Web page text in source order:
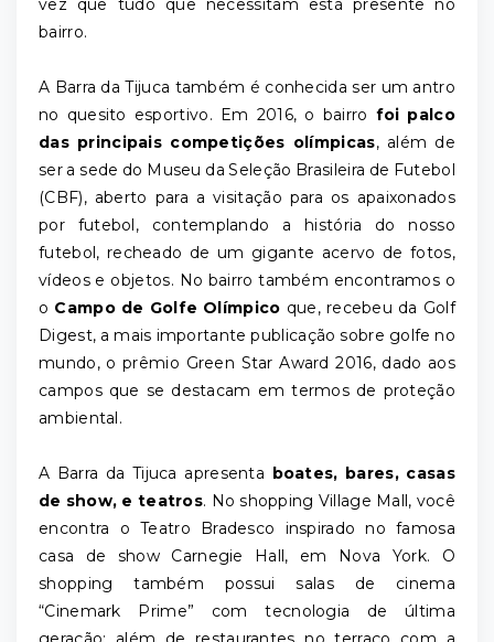
vez que tudo que necessitam está presente no
bairro.
A Barra da Tijuca também é conhecida ser um antro
no quesito esportivo. Em 2016, o bairro foi palco
das principais competições olímpicas, além de
ser a sede do Museu da Seleção Brasileira de Futebol
(CBF), aberto para a visitação para os apaixonados
por futebol, contemplando a história do nosso
futebol, recheado de um gigante acervo de fotos,
vídeos e objetos. No bairro também encontramos o
o Campo de Golfe Olímpico que, recebeu da Golf
Digest, a mais importante publicação sobre golfe no
mundo, o prêmio Green Star Award 2016, dado aos
campos que se destacam em termos de proteção
ambiental.
A Barra da Tijuca apresenta boates, bares, casas
de show, e teatros. No shopping Village Mall, você
encontra o Teatro Bradesco inspirado no famosa
casa de show Carnegie Hall, em Nova York. O
shopping também possui salas de cinema
“Cinemark Prime” com tecnologia de última